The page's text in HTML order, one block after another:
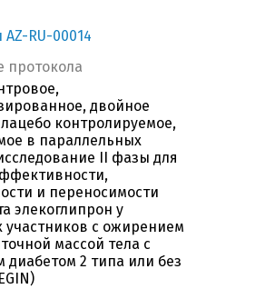
AZ-RU-00014
протокола
двойное
контролируемое,
в параллельных
II фазы для
и переносимости
элекоглипрон у
участников с ожирением
массой тела с
диабетом 2 типа или без